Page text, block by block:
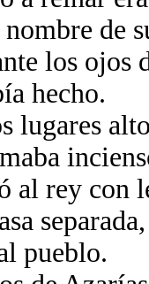
de
los ojos
hecho.
lugares
al rey con
pueblo.